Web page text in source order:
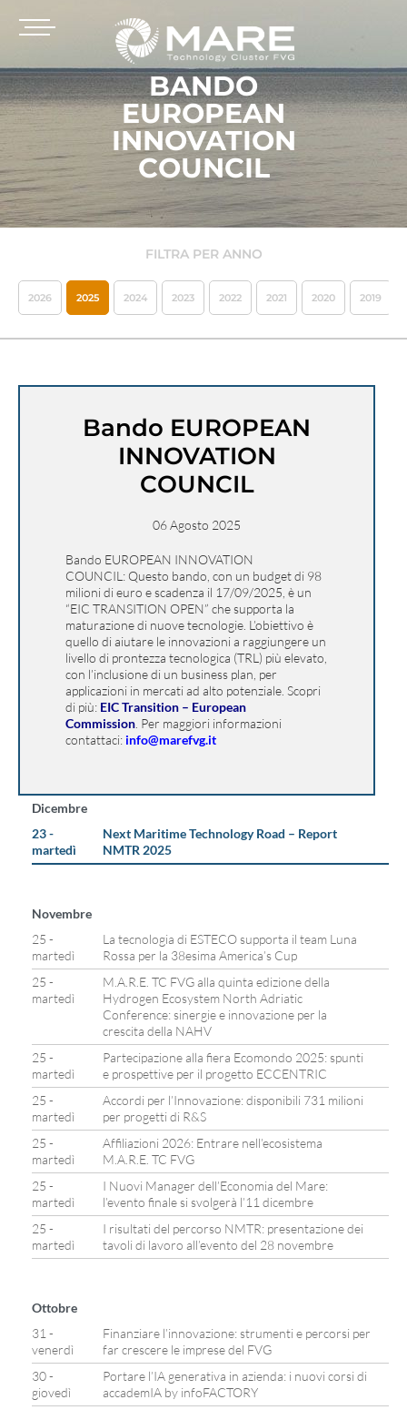
BANDO
EUROPEAN
INNOVATION
COUNCIL
FILTRA PER ANNO
2026 2025 2024 2023 2022 2021 2020 2019
Bando EUROPEAN
INNOVATION
COUNCIL
06 Agosto 2025
Bando EUROPEAN INNOVATION
COUNCIL: Questo bando, con un budget di 98
milioni di euro e scadenza il 17/09/2025, è un
“EIC TRANSITION OPEN” che supporta la
maturazione di nuove tecnologie. L’obiettivo è
quello di aiutare le innovazioni a raggiungere un
livello di prontezza tecnologica (TRL) più elevato,
con l’inclusione di un business plan, per
applicazioni in mercati ad alto potenziale. Scopri
di più: EIC Transition – European
Commission Per maggiori informazioni
contattaci: info@marefvg.it
Dicembre
23 -
martedì
Next Maritime Technology Road – Report
NMTR 2025
Novembre
25 -
martedì
La tecnologia di ESTECO supporta il team Luna
Rossa per la 38esima America’s Cup
25 -
martedì
M.A.R.E. TC FVG alla quinta edizione della
Hydrogen Ecosystem North Adriatic
Conference: sinergie e innovazione per la
crescita della NAHV
25 -
martedì
Partecipazione alla fiera Ecomondo 2025: spunti
e prospettive per il progetto ECCENTRIC
25 -
martedì
Accordi per l’Innovazione: disponibili 731 milioni
per progetti di R&S
25 -
martedì
Affiliazioni 2026: Entrare nell’ecosistema
M.A.R.E. TC FVG
25 -
martedì
I Nuovi Manager dell’Economia del Mare:
l’evento finale si svolgerà l’11 dicembre
25 -
martedì
I risultati del percorso NMTR: presentazione dei
tavoli di lavoro all’evento del 28 novembre
Ottobre
31 -
venerdì
Finanziare l’innovazione: strumenti e percorsi per
far crescere le imprese del FVG
30 -
giovedì
Portare l’IA generativa in azienda: i nuovi corsi di
accademIA by infoFACTORY